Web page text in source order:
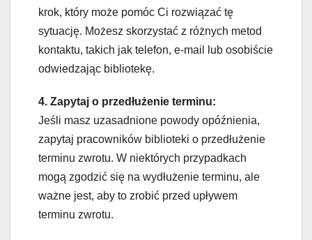
krok, który może pomóc Ci rozwiązać tę
sytuację. Możesz skorzystać z różnych metod
kontaktu, takich jak telefon, e-mail lub osobiście
odwiedzając bibliotekę.
4. Zapytaj o przedłużenie terminu:
Jeśli masz uzasadnione powody opóźnienia,
zapytaj pracowników biblioteki o przedłużenie
terminu zwrotu. W niektórych przypadkach
mogą zgodzić się na wydłużenie terminu, ale
ważne jest, aby to zrobić przed upływem
terminu zwrotu.